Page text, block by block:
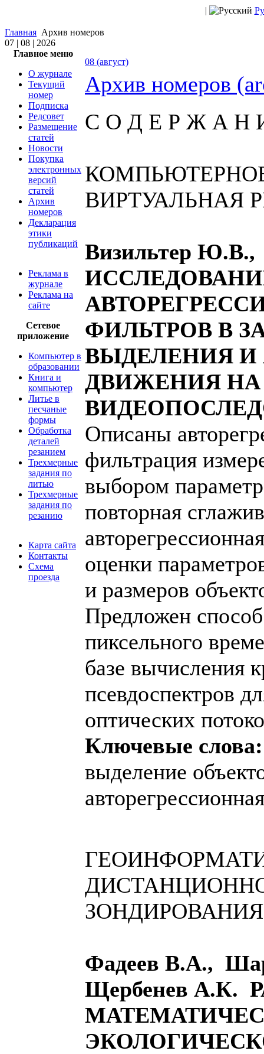
|
Главная Архив номеров
07 | 08 | 2026
Главное меню
О журнале
Текущий
номер
Подписка
Редсовет
Размещение
статей
Новости
Покупка
электронных
версий
статей
Архив
номеров
Декларация
этики
публикаций
Реклама в
журнале
Реклама на
сайте
Сетевое
приложение
Компьютер в
образовании
Книга и
компьютер
Литье в
песчаные
формы
Обработка
деталей
резанием
Трехмерные
задания по
литью
Трехмерные
задания по
резанию
Карта сайта
Контакты
Схема
проезда
08 (август)
Архив номеров
С О Д Е Р Ж А Н
ВИРТУАЛЬНАЯ
Визильтер
ФИЛЬТРОВ В
ВЫДЕЛЕНИЯ И
ДВИЖЕНИЯ
Описаны
фильтрация
выбором
повторная
оценки
и размеров
Предложен
пиксельного
базе вычисления
псевдоспектров
оптических
Ключевые слова:
выделение
Фадеев В.А.,
Щербенев А.К.